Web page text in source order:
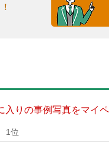
入りの事例写真をマイ